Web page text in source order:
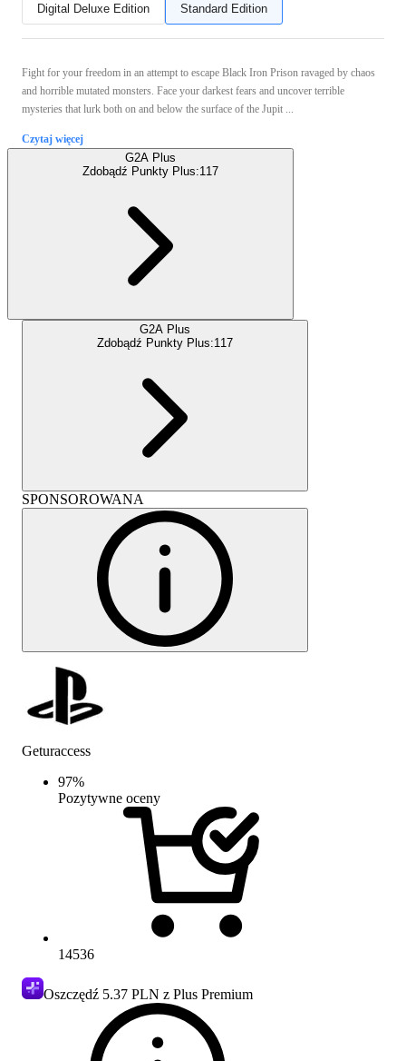
Digital Deluxe Edition Standard Edition
Fight for your freedom in an attempt to escape Black Iron Prison ravaged by chaos
and horrible mutated monsters. Face your darkest fears and uncover terrible
mysteries that lurk both on and below the surface of the Jupit ...
Czytaj więcej
G2A Plus
Zdobądź Punkty Plus:117
G2A Plus
Zdobądź Punkty Plus:117
SPONSOROWANA
Geturaccess
97%
Pozytywne oceny
14536
Oszczędź 5.37 PLN z Plus Premium